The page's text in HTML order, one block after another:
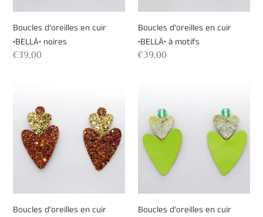
Boucles d'oreilles en cuir
•BELLÄ• noires
Prix
€39,00
Boucles d'oreilles en cuir
•BELLÄ• à motifs
Prix
€39,00
d'oreilles
cuir
•BELLÄ•
paillettes
Boucles d'oreilles en cuir
en
cuir
•BELLÄ•
vertes
Boucles d'oreilles en cuir